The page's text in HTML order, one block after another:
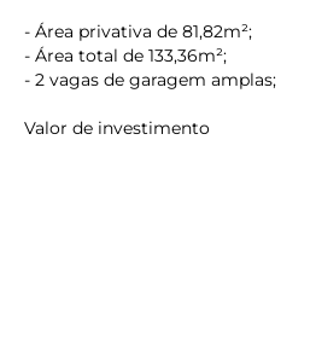
keyboard_backspace
- Área privativa de 81,82m²;
- Área total de 133,36m²;
- 2 vagas de garagem amplas;
Valor de investimento